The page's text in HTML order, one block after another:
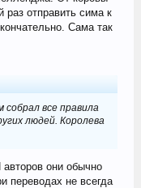
раз отправить сима к
Сама так
все правила
людей. Королева
они обычно
переводах не всегда